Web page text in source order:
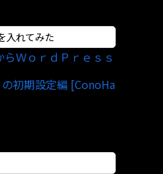
入れてみた
ＷｏｒｄＰｒｅｓｓ
初期設定編 [ConoHa